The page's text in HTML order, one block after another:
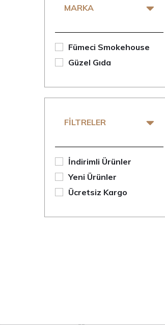
Fümeci Smokehouse
Çok Al Az Öde
Soslar
Organik Ürünler
Arı Ürünleri
Çok Satılanlar
Fırsat Paketleri
MARKA
Fümeci Smokehouse
Güzel Gıda
FILTRELER
İndirimli Ürünler
Yeni Ürünler
Ücretsiz Kargo